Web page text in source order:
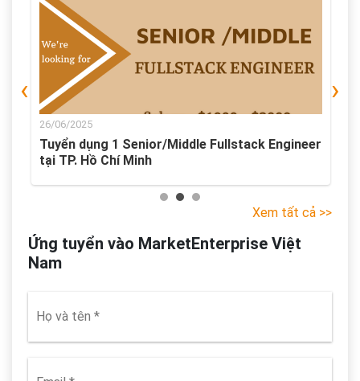
26/06/2025
Tuyển dụng 1 Junior Fullstack Engineer tại TP.
Hồ Chí Minh
‹ ›
Xem tất cả >>
Ứng tuyển vào MarketEnterprise Việt
Nam